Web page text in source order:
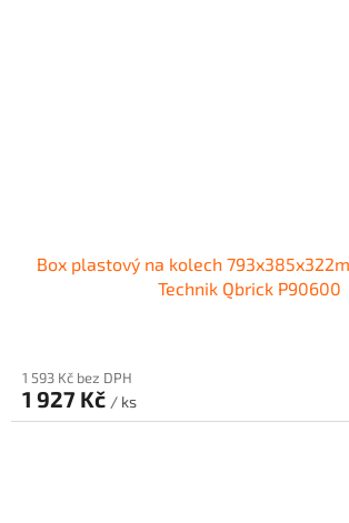
Box plastový na kolech
Technik Qbrick P90600
1 593 Kč bez DPH
1 927 Kč / ks